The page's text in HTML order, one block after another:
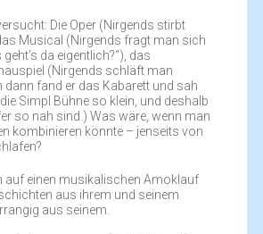
Die Oper (Nirgends stirbt
Musical (Nirgends fragt man sich
da eigentlich?“), das
(Nirgends schläft man
dann fand er das Kabarett und sah
Simpl Bühne so klein, und deshalb
so nah sind.) Was wäre, wenn man
kombinieren könnte – jenseits von
auf einen musikalischen Amoklauf
aus ihrem und seinem
aus seinem.